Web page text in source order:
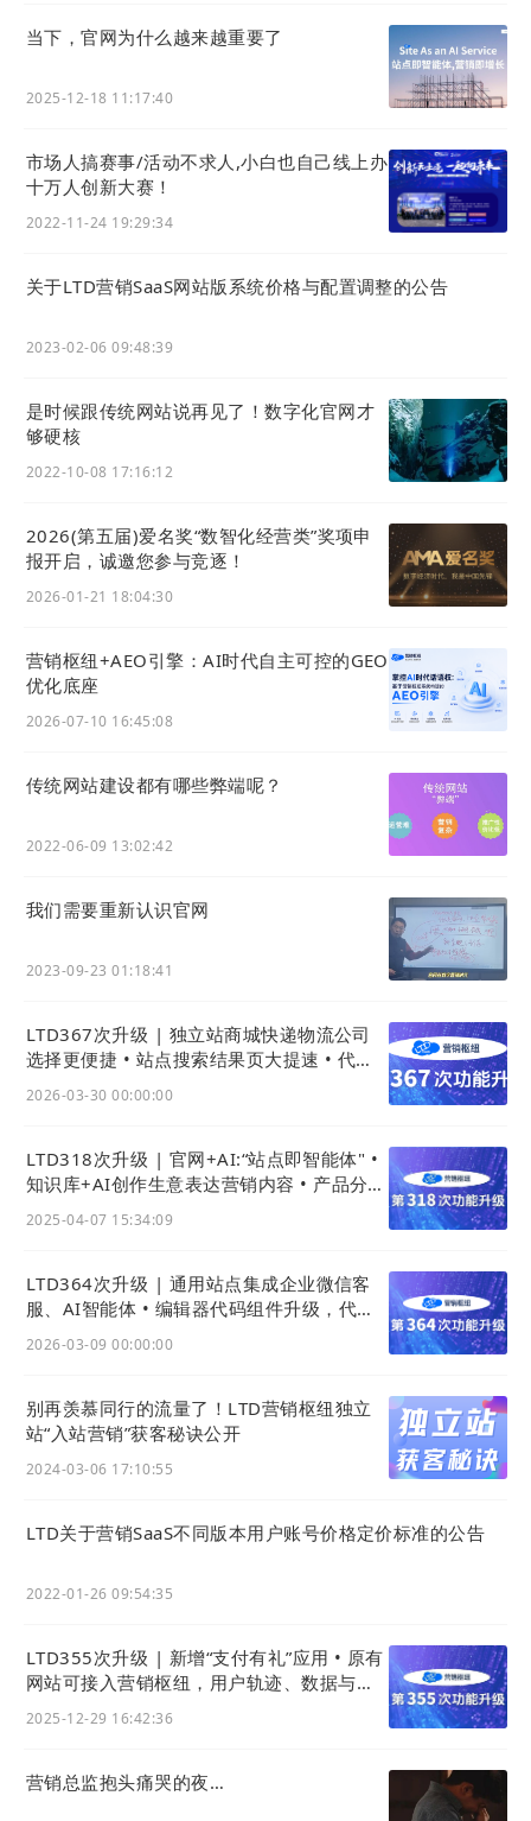
用 crm管成交客户，用LTD管线索客户，crm的线索
标签，分配，ltd（营销SaaS）上完成的优势是有客
户的完美旅程：关键和用户之前的轨迹，行为，交互
比如官网注册会员、表单能回到我们的CRM。现在系
统很多，很多时候都是把事情弄复杂了。
样，发挥LTD的hub“路由作用”，把原来孤立的系统
串通起来，实现“旧改”就好。
是营销向外的开口（入口）啊。
你家的网络不也是先接入路由器的吗？
OMS交付，MARTECH原来，如此多么简单。
当下，官网为什么越来越重要了
2025-12-18 11:17:40
市场人搞赛事/活动不求人,小白也自己线上办
十万人创新大赛！
2022-11-24 19:29:34
关于LTD营销SaaS网站版系统价格与配置调整的公告
2023-02-06 09:48:39
是时候跟传统网站说再见了！数字化官网才
够硬核
2022-10-08 17:16:12
2026(第五届)爱名奖“数智化经营类”奖项申
报开启，诚邀您参与竞逐！
2026-01-21 18:04:30
营销枢纽+AEO引擎：AI时代自主可控的GEO
优化底座
2026-07-10 16:45:08
传统网站建设都有哪些弊端呢？
2022-06-09 13:02:42
我们需要重新认识官网
2023-09-23 01:18:41
LTD367次升级 | 独立站商城快递物流公司
选择更便捷 • 站点搜索结果页大提速 • 代码
2026-03-30 00:00:00
LTD318次升级 | 官网+AI:“站点即智能体" •
知识库+AI创作生意表达营销内容 • 产品分类
2025-04-07 15:34:09
LTD364次升级 | 通用站点集成企业微信客
服、AI智能体 • 编辑器代码组件升级，代码
2026-03-09 00:00:00
别再羡慕同行的流量了！LTD营销枢纽独立
站“入站营销”获客秘诀公开
2024-03-06 17:10:55
LTD关于营销SaaS不同版本用户账号价格定价标准的公告
2022-01-26 09:54:35
LTD355次升级 | 新增“支付有礼”应用 • 原有
网站可接入营销枢纽，用户轨迹、数据与线
2025-12-29 16:42:36
营销总监抱头痛哭的夜…